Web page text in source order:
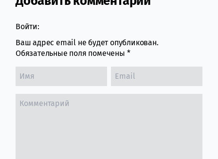
Войти:
Ваш адрес email не будет опубликован.
Обязательные поля помечены *